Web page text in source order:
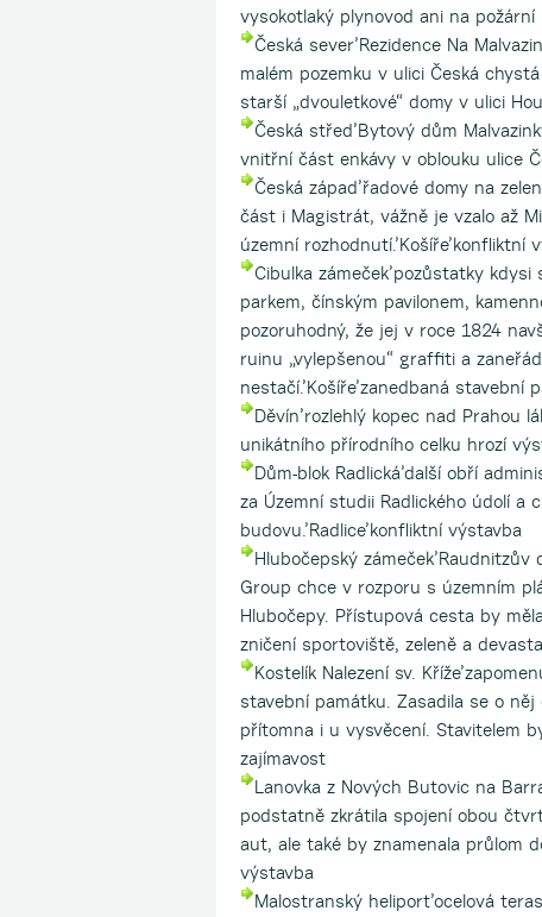
vysokotlaký plynovod ani na
Česká sever’Rezidence Na
malém pozemku v ulici Česká
starší „dvouletkové“ domy v ulici
Česká střed’Bytový dům
vnitřní část enkávy v oblouku ulice
Česká západ’řadové domy na
část i Magistrát, vážně je vzalo až
územní rozhodnutí.’Košíře’konfliktní
Cibulka zámeček’pozůstatky
parkem, čínským pavilonem,
pozoruhodný, že jej v roce 1824
ruinu „vylepšenou“ graffiti a
nestačí.’Košíře’zanedbaná stavební
Děvín’rozlehlý kopec nad Prahou
unikátního přírodního celku hrozí
Dům-blok Radlická’další obří
za Územní studii Radlického údolí
budovu.’Radlice’konfliktní výstavba
Hlubočepský
Group chce v rozporu s územním
Hlubočepy. Přístupová cesta by
zničení sportoviště, zeleně a
Kostelík Nalezení sv.
stavební památku. Zasadila se o něj
přítomna i u vysvěcení. Stavitelem
zajímavost
Lanovka z Nových Butovic na
podstatně zkrátila spojení obou
aut, ale také by znamenala průlom
výstavba
Malostranský heliport’ocelová